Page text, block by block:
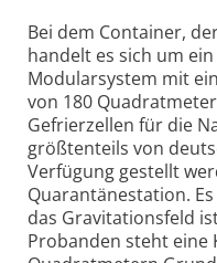
Bei dem Container,
handelt es sich um
Modularsystem mit
von 180
Gefrierzellen für die
größtenteils von
Verfügung gestellt
Quarantänestation.
das Gravitationsfeld
Probanden steht eine